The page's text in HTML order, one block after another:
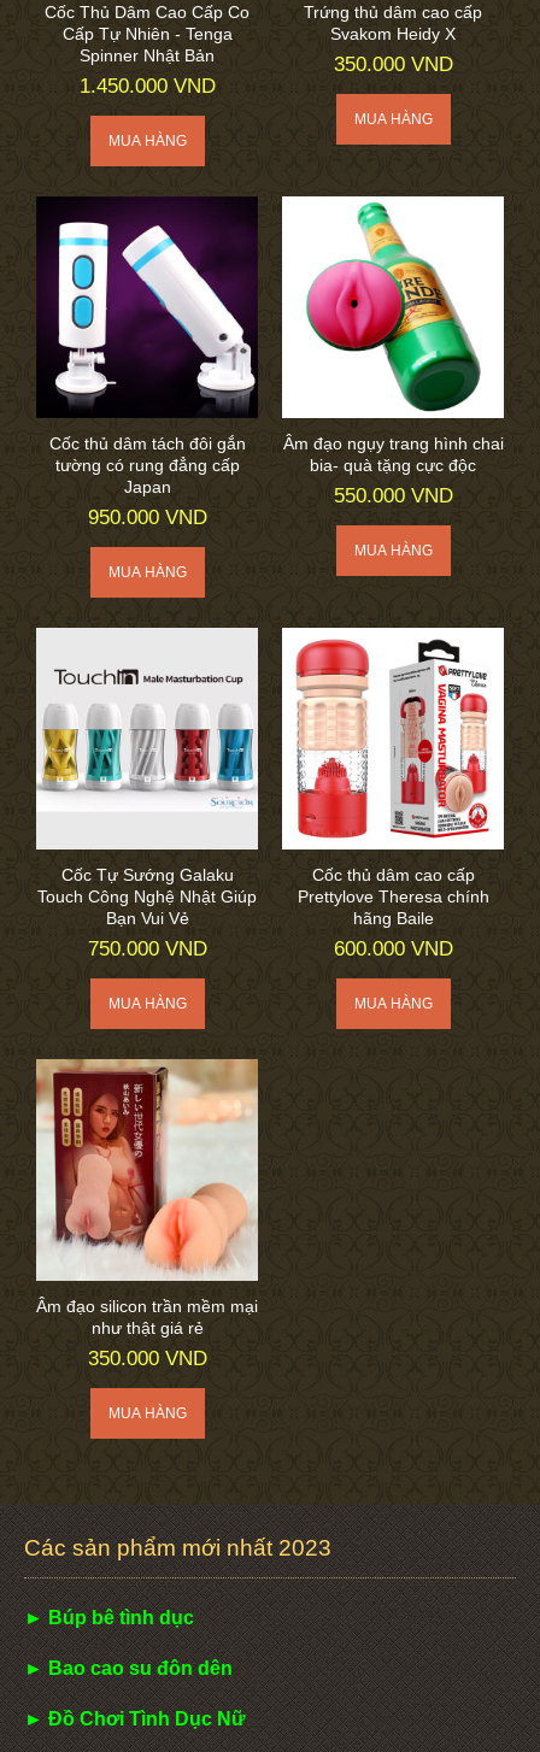
Cốc Thủ Dâm Cao Cấp Co
Cấp Tự Nhiên - Tenga
Spinner Nhật Bản
1.450.000 VND
Trứng thủ dâm cao cấp
Svakom Heidy X
350.000 VND
Cốc thủ dâm tách đôi gắn
tường có rung đẳng cấp
Japan
950.000 VND
Âm đạo ngụy trang hình chai
bia- quà tặng cực độc
550.000 VND
Cốc Tự Sướng Galaku
Touch Công Nghệ Nhật Giúp
Bạn Vui Vẻ
750.000 VND
Cốc thủ dâm cao cấp
Prettylove Theresa chính
hãng Baile
600.000 VND
Âm đạo silicon trần mềm mại
như thật giá rẻ
350.000 VND
Các sản phẩm mới nhất 2023
► Búp bê tình dục
► Bao cao su đôn dên
► Đồ Chơi Tình Dục Nữ